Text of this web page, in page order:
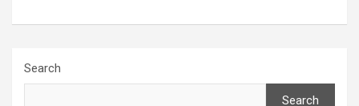
Search
Search